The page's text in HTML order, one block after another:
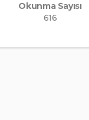
Okunma Sayısı
616